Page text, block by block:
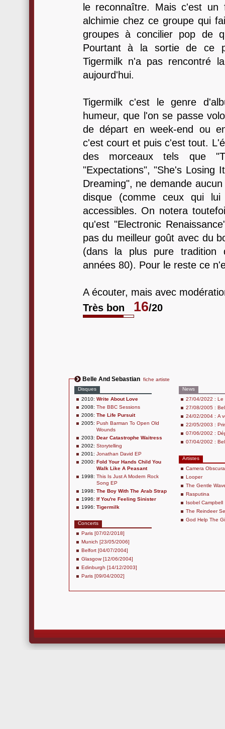
le reconnaître. Mais c'est
alchimie chez ce groupe qui
groupes à concilier pop de
Pourtant à la sortie de ce
Tigermilk n'a pas rencontré
aujourd'hui.
Tigermilk c'est le genre
humeur, que l'on se passe
de départ en week-end ou
c'est court et puis c'est tout.
des morceaux tels que
"Expectations", "She's Losing
Dreaming", ne demande
disque (comme ceux qui lui
accessibles. On notera
qu'est "Electronic
pas du meilleur goût avec du
(dans la plus pure tradition
années 80). Pour le reste ce
A écouter, mais avec
Très bon
16/20
Belle And Sebastian fiche artiste
Disques
2010: Write About Love
2008: The BBC Sessions
2006: The Life Pursuit
2005: Push Barman To Open Old
Wounds
2003: Dear Catastrophe Waitress
2002: Storytelling
2001: Jonathan David EP
2000: Fold Your Hands Child You
Walk Like A Peasant
1998: This Is Just A Modern Rock
Song EP
1998: The Boy With The Arab Strap
1996: If You're Feeling Sinister
1996: Tigermilk
Concerts
Paris [07/02/2018]
Munich [23/05/2006]
Belfort [04/07/2004]
Glasgow [12/06/2004]
Edinburgh [14/12/2003]
Paris [09/04/2002]
News
27/04/2022 : Le
27/08/2005 :
24/02/2004 : A
22/05/2003 :
07/06/2002 :
07/04/2002 :
Artistes
Camera Obscura
Looper
The Gentle
Rasputina
Isobel Campbell
The Reindeer
God Help The